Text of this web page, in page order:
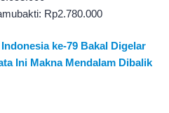
Rp2.780.000
ke-79 Bakal Digelar
Ini Makna Mendalam Dibalik